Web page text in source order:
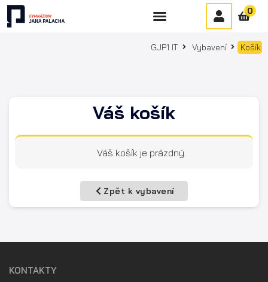
0
GJP1 IT Vybavení Košík
Váš košík
Váš košík je prázdný.
Zpět k vybavení
KONTAKTY